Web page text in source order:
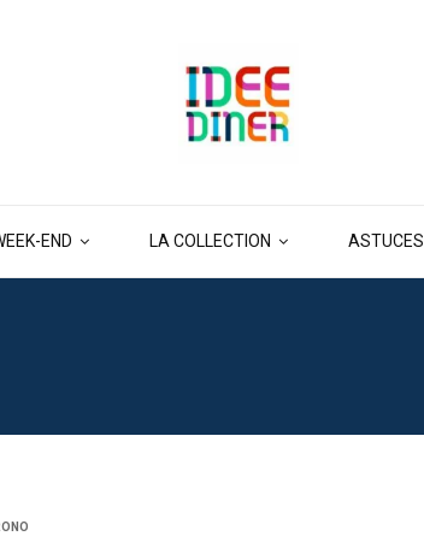
END LA COLLECTION ASTUCES